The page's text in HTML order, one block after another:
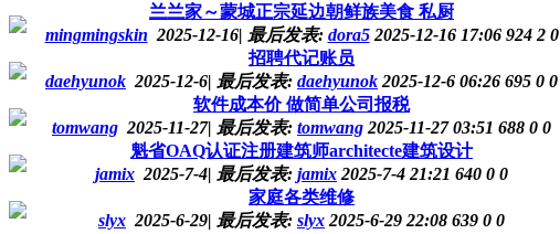
兰兰家～蒙城正宗延边朝鲜族美食 私厨
mingmingskin 2025-12-16| 最后发表: dora52025-12-16 17:06 924 2 0
招聘代记账员
daehyunok 2025-12-6| 最后发表: daehyunok 2025-12-6 06:26 695 0 0
软件成本价 做简单公司报税
tomwang 2025-11-27| 最后发表: tomwang 2025-11-27 03:51 688 0 0
魁省OAQ认证注册建筑师architecte建筑设计
jamix 2025-7-4| 最后发表: jamix 2025-7-4 21:21 640 0 0
家庭各类维修
slyx 2025-6-29| 最后发表: slyx 2025-6-29 22:08 639 0 0